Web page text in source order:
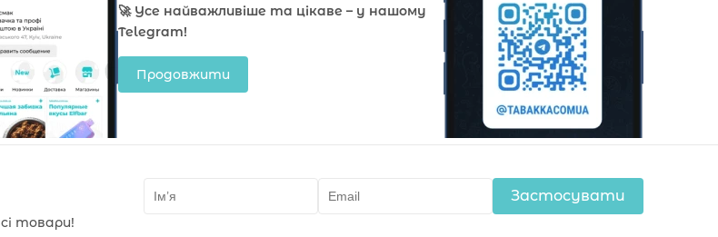
🚀 Усе найважливіше та цікаве – у нашому
Telegram!
Продовжити
товари!
Застосувати